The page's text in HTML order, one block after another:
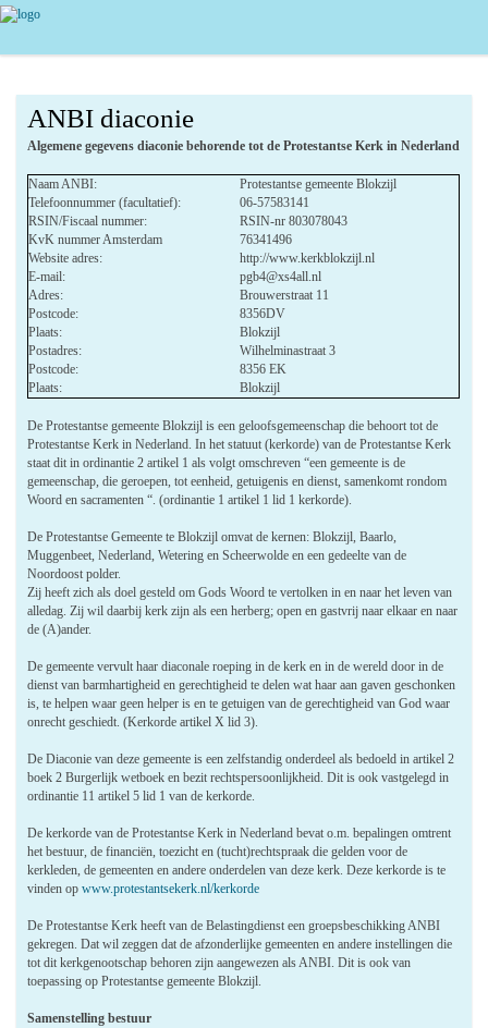
ANBI diaconie
Algemene gegevens diaconie behorende tot de Protestantse Kerk in Nederland
Naam ANBI:
Protestantse gemeente Blokzijl
Telefoonnummer (facultatief):
06-57583141
RSIN/Fiscaal nummer:
RSIN-nr 803078043
KvK nummer Amsterdam
76341496
Website adres:
http://www.kerkblokzijl.nl
E-mail:
pgb4@xs4all.nl
Adres:
Brouwerstraat 11
Postcode:
8356DV
Plaats:
Blokzijl
Postadres:
Wilhelminastraat 3
Postcode:
8356 EK
Plaats:
Blokzijl
De Protestantse gemeente Blokzijl is een geloofsgemeenschap die behoort tot de
Protestantse Kerk in Nederland. In het statuut (kerkorde) van de Protestantse Kerk
staat dit in ordinantie 2 artikel 1 als volgt omschreven “een gemeente is de
gemeenschap, die geroepen, tot eenheid, getuigenis en dienst, samenkomt rondom
Woord en sacramenten “. (ordinantie 1 artikel 1 lid 1 kerkorde).
De Protestantse Gemeente te Blokzijl omvat de kernen: Blokzijl, Baarlo,
Muggenbeet, Nederland, Wetering en Scheerwolde en een gedeelte van de
Noordoost polder.
Zij heeft zich als doel gesteld om Gods Woord te vertolken in en naar het leven van
alledag. Zij wil daarbij kerk zijn als een herberg; open en gastvrij naar elkaar en naar
de (A)ander.
De gemeente vervult haar diaconale roeping in de kerk en in de wereld door in de
dienst van barmhartigheid en gerechtigheid te delen wat haar aan gaven geschonken
is, te helpen waar geen helper is en te getuigen van de gerechtigheid van God waar
onrecht geschiedt. (Kerkorde artikel X lid 3).
De Diaconie van deze gemeente is een zelfstandig onderdeel als bedoeld in artikel 2
boek 2 Burgerlijk wetboek en bezit rechtspersoonlijkheid. Dit is ook vastgelegd in
ordinantie 11 artikel 5 lid 1 van de kerkorde.
De kerkorde van de Protestantse Kerk in Nederland bevat o.m. bepalingen omtrent
het bestuur, de financiën, toezicht en (tucht)rechtspraak die gelden voor de
kerkleden, de gemeenten en andere onderdelen van deze kerk. Deze kerkorde is te
vinden opwww.protestantsekerk.nl/kerkorde
De Protestantse Kerk heeft van de Belastingdienst een groepsbeschikking ANBI
gekregen. Dat wil zeggen dat de afzonderlijke gemeenten en andere instellingen die
tot dit kerkgenootschap behoren zijn aangewezen als ANBI. Dit is ook van
toepassing op Protestantse gemeente Blokzijl.
Samenstelling bestuur